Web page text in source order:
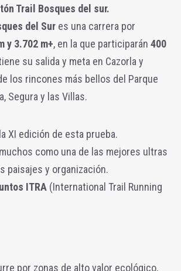
Trail Bosques del sur.
del Sur es una carrera por
y 3.702 m+, en la que participarán 400
su salida y meta en Cazorla y
los rincones más bellos del Parque
Segura y las Villas.
XI edición de esta prueba.
como una de las mejores ultras
paisajes y organización.
ITRA (International Trail Running
por zonas de alto valor ecológico,